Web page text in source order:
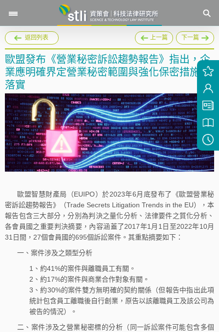
返回列表 上一篇 下一篇
歐盟發布《營業秘密訴訟趨勢報告》指出，企
業應明確界定營業秘密範圍與強化保密措施之
落實
歐盟智慧財產局（EUIPO）於2023年6月底發布了《歐盟營業秘
密訴訟趨勢報告》（Trade Secrets Litigation Trends in the EU），本
報告包含三大部分，分別為判決之量化分析、法律要件之質化分析、
各會員國之重要判決摘要，內容涵蓋了2017年1月1日至2022年10月
31日間，27個會員國的695個訴訟案件。其重點摘要如下：
一、案件涉及之類型分析
1、約41%的案件與離職員工有關。
2、約17%的案件與商業合作對象有關。
3、約30%的案件雙方無明確的契約關係（但報告中指出此項
統計包含員工離職後自行創業，原告以該離職員工及該公司為
被告的情況）。
二、案件涉及之營業秘密標的分析（同一訴訟案件可能包含多個